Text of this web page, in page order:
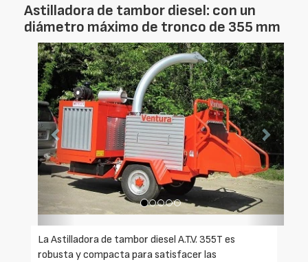
Astilladora de tambor diesel: con un
diámetro máximo de tronco de 355 mm
Foto
Anterior
Foto
La Astilladora de tambor diesel A.T.V. 355T es
robusta y compacta para satisfacer las